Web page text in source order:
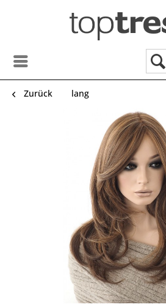
Zurück lang